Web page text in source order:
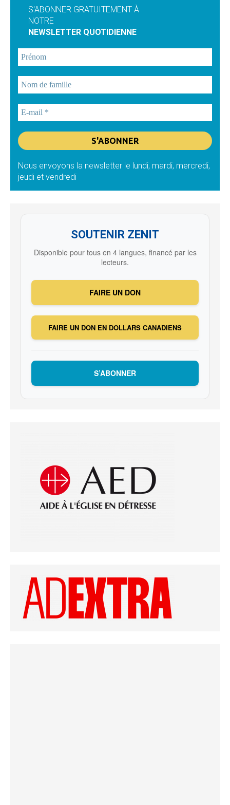
S'ABONNER GRATUITEMENT À
NOTRE
NEWSLETTER QUOTIDIENNE
Nous envoyons la newsletter le lundi, mardi, mercredi,
jeudi et vendredi
SOUTENIR ZENIT
Disponible pour tous en 4 langues, financé par les
lecteurs.
FAIRE UN DON
FAIRE UN DON EN DOLLARS CANADIENS
S’ABONNER